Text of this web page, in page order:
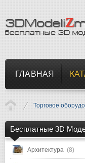
ГЛАВНАЯ
Торговое
Бесплатные 3D
Архитектура (8)